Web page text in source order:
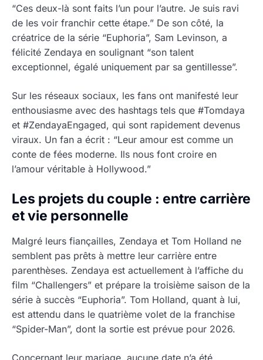
“Ces deux-là sont faits l’un pour l’autre. Je suis ravi
de les voir franchir cette étape.” De son côté, la
créatrice de la série “Euphoria”, Sam Levinson, a
félicité Zendaya en soulignant “son talent
exceptionnel, égalé uniquement par sa gentillesse”.
Sur les réseaux sociaux, les fans ont manifesté leur
enthousiasme avec des hashtags tels que #Tomdaya
et #ZendayaEngaged, qui sont rapidement devenus
viraux. Un fan a écrit : “Leur amour est comme un
conte de fées moderne. Ils nous font croire en
l’amour véritable à Hollywood.”
Les projets du couple : entre carrière
et vie personnelle
Malgré leurs fiançailles, Zendaya et Tom Holland ne
semblent pas prêts à mettre leur carrière entre
parenthèses. Zendaya est actuellement à l’affiche du
film “Challengers” et prépare la troisième saison de la
série à succès “Euphoria”. Tom Holland, quant à lui,
est attendu dans le quatrième volet de la franchise
“Spider-Man”, dont la sortie est prévue pour 2026.
Concernant leur mariage, aucune date n’a été